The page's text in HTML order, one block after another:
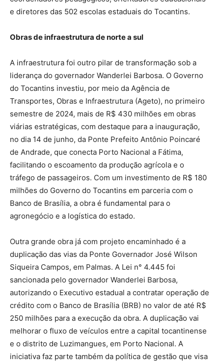
e diretores das 502 escolas estaduais do Tocantins.
Obras de infraestrutura de norte a sul
A infraestrutura foi outro pilar de transformação sob a
liderança do governador Wanderlei Barbosa. O Governo
do Tocantins investiu, por meio da Agência de
Transportes, Obras e Infraestrutura (Ageto), no primeiro
semestre de 2024, mais de R$ 430 milhões em obras
viárias estratégicas, com destaque para a inauguração,
no dia 14 de junho, da Ponte Prefeito Antônio Poincaré
de Andrade, que conecta Porto Nacional a Fátima,
facilitando o escoamento da produção agrícola e o
tráfego de passageiros. Com um investimento de R$ 180
milhões do Governo do Tocantins em parceria com o
Banco de Brasília, a obra é fundamental para o
agronegócio e a logística do estado.
Outra grande obra já com projeto encaminhado é a
duplicação das vias da Ponte Governador José Wilson
Siqueira Campos, em Palmas. A Lei n° 4.445 foi
sancionada pelo governador Wanderlei Barbosa,
autorizando o Executivo estadual a contratar operação de
crédito com o Banco de Brasília (BRB) no valor de até R$
250 milhões para a execução da obra. A duplicação vai
melhorar o fluxo de veículos entre a capital tocantinense
e o distrito de Luzimangues, em Porto Nacional. A
iniciativa faz parte também da política de gestão que visa